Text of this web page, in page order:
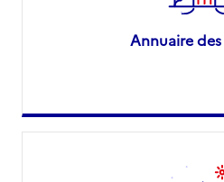
Annuaire des